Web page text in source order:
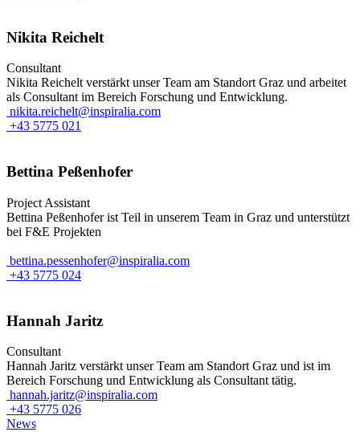
Nikita Reichelt
Consultant
Nikita Reichelt verstärkt unser Team am Standort Graz und arbeitet
als Consultant im Bereich Forschung und Entwicklung.
nikita.reichelt@inspiralia.com
+43 5775 021
Bettina Peßenhofer
Project Assistant
Bettina Peßenhofer ist Teil in unserem Team in Graz und unterstützt
bei F&E Projekten
bettina.pessenhofer@inspiralia.com
+43 5775 024
Hannah Jaritz
Consultant
Hannah Jaritz verstärkt unser Team am Standort Graz und ist im
Bereich Forschung und Entwicklung als Consultant tätig.
hannah.jaritz@inspiralia.com
+43 5775 026
News